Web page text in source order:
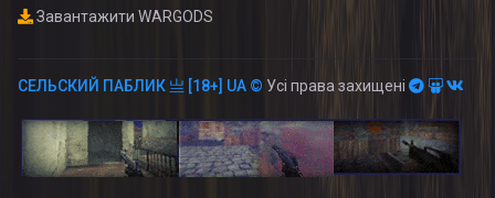
Завантажити WARGODS
СЕЛЬСКИЙ ПАБЛИК 亗 [18+] UA © Усі права захищені